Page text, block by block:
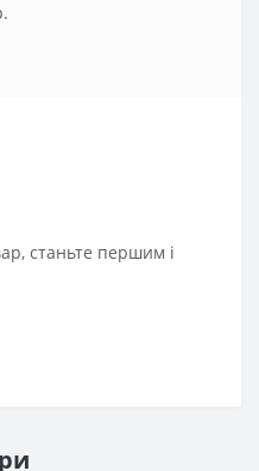
станьте першим і